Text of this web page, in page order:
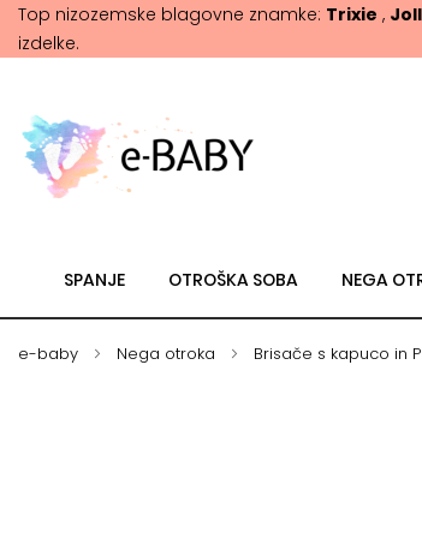
Top nizozemske blagovne znamke: Trixie ,
izdelke.
SPANJE OTROŠKA SOBA NEGA
e-baby Nega otroka Brisače s kapuco in